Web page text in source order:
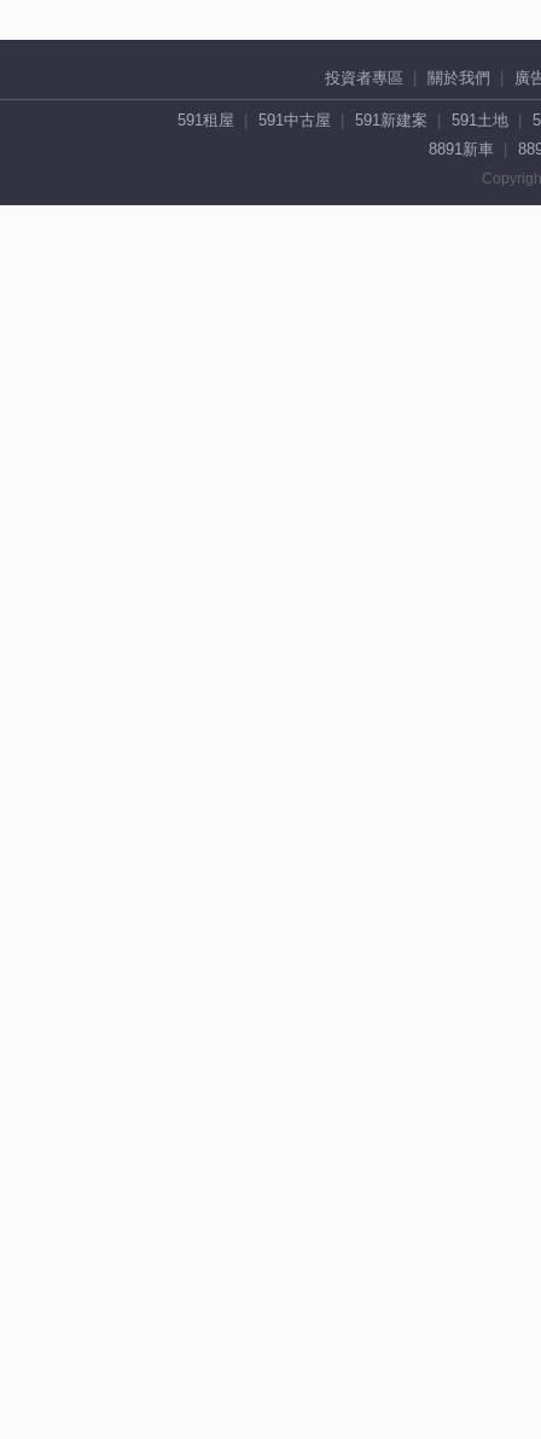
投資者專區 關於我們 廣
591租屋 591中古屋 591新建案 591土地
8891新車